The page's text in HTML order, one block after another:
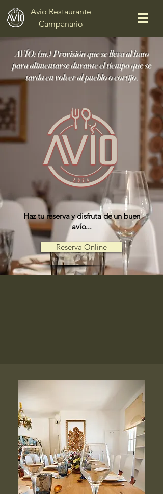
Avío Restaurante
Campanario
AVÍO: (m.) Provisión que se lleva al hato
para alimentarse durante el tiempo que se
tarda en volver al pueblo o cortijo.
Haz tu reserva y disfruta de un buen
avío...
Reserva Online